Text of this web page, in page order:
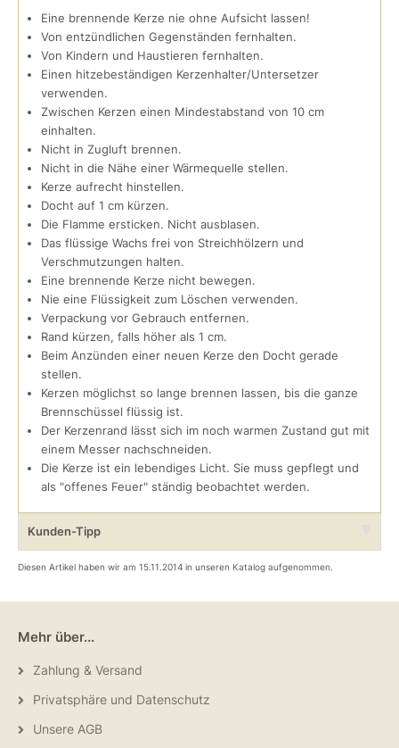
Eine brennende Kerze nie ohne Aufsicht lassen!
Von entzündlichen Gegenständen fernhalten.
Von Kindern und Haustieren fernhalten.
Einen hitzebeständigen Kerzenhalter/Untersetzer
verwenden.
Zwischen Kerzen einen Mindestabstand von 10 cm
einhalten.
Nicht in Zugluft brennen.
Nicht in die Nähe einer Wärmequelle stellen.
Kerze aufrecht hinstellen.
Docht auf 1 cm kürzen.
Die Flamme ersticken. Nicht ausblasen.
Das flüssige Wachs frei von Streichhölzern und
Verschmutzungen halten.
Eine brennende Kerze nicht bewegen.
Nie eine Flüssigkeit zum Löschen verwenden.
Verpackung vor Gebrauch entfernen.
Rand kürzen, falls höher als 1 cm.
Beim Anzünden einer neuen Kerze den Docht gerade
stellen.
Kerzen möglichst so lange brennen lassen, bis die ganze
Brennschüssel flüssig ist.
Der Kerzenrand lässt sich im noch warmen Zustand gut mit
einem Messer nachschneiden.
Die Kerze ist ein lebendiges Licht. Sie muss gepflegt und
als "offenes Feuer" ständig beobachtet werden.
Kunden-Tipp
Diesen Artikel haben wir am 15.11.2014 in unseren Katalog aufgenommen.
Mehr über...
Zahlung & Versand
Privatsphäre und Datenschutz
Unsere AGB